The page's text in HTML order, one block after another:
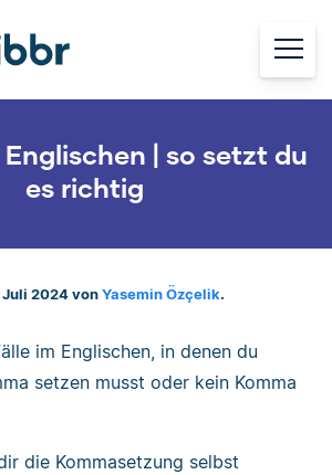
| so setzt du
es richtig
2024 von Yasemin Özçelik.
im Englischen, in denen du
setzen musst oder kein Komma
die Kommasetzung selbst